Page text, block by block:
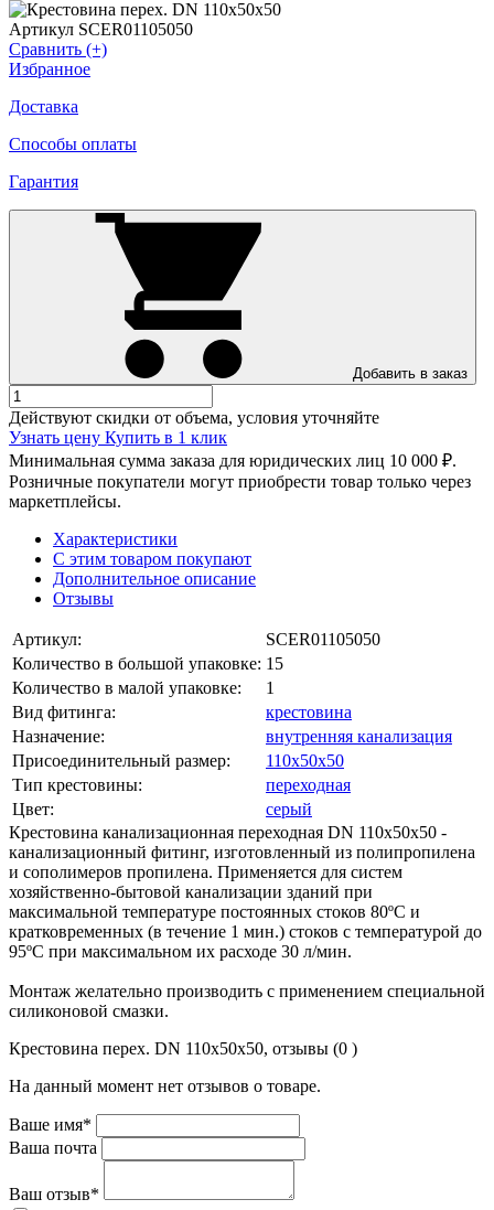
Артикул SCER01105050
Сравнить (+)
Избранное
Доставка
Способы оплаты
Гарантия
Добавить в заказ
Действуют скидки от объема, условия уточняйте
Узнать цену Купить в 1 клик
Минимальная сумма заказа для юридических лиц 10 000 ₽.
Розничные покупатели могут приобрести товар только через
маркетплейсы.
Характеристики
С этим товаром покупают
Дополнительное описание
Отзывы
Артикул:
SCER01105050
Количество в большой упаковке: 15
Количество в малой упаковке:
1
Вид фитинга:
крестовина
Назначение:
внутренняя канализация
Присоединительный размер:
110х50х50
Тип крестовины:
переходная
Цвет:
серый
Крестовина канализационная переходная DN 110х50х50 -
канализационный фитинг, изготовленный из полипропилена
и сополимеров пропилена. Применяется для систем
хозяйственно-бытовой канализации зданий при
максимальной температуре постоянных стоков 80ºС и
кратковременных (в течение 1 мин.) стоков с температурой до
95ºС при максимальном их расходе 30 л/мин.
Монтаж желательно производить с применением специальной
силиконовой смазки.
Крестовина перех. DN 110х50х50, отзывы (0 )
На данный момент нет отзывов о товаре.
Ваше имя*
Ваша почта
Ваш отзыв*